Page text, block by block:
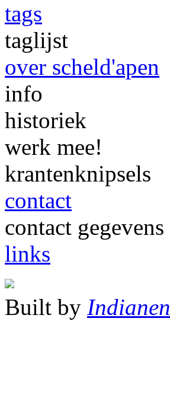
tags
taglijst
over scheld'apen
info
historiek
werk mee!
krantenknipsels
contact
contact gegevens
links
Built by Indianen